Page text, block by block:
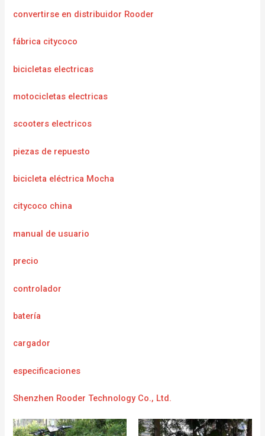
convertirse en distribuidor Rooder
fábrica citycoco
bicicletas electricas
motocicletas electricas
scooters electricos
piezas de repuesto
bicicleta eléctrica Mocha
citycoco china
manual de usuario
precio
controlador
batería
cargador
especificaciones
Shenzhen Rooder Technology Co., Ltd.